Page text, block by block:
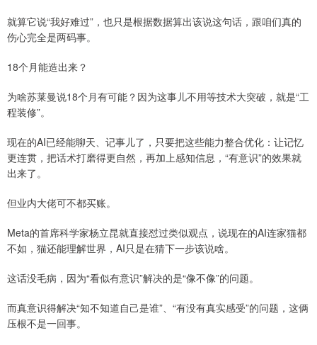
就算它说“我好难过”，也只是根据数据算出该说这句话，跟咱们真的
伤心完全是两码事。
18个月能造出来？
为啥苏莱曼说18个月有可能？因为这事儿不用等技术大突破，就是“工
程装修”。
现在的AI已经能聊天、记事儿了，只要把这些能力整合优化：让记忆
更连贯，把话术打磨得更自然，再加上感知信息，“有意识”的效果就
出来了。
但业内大佬可不都买账。
Meta的首席科学家杨立昆就直接怼过类似观点，说现在的AI连家猫都
不如，猫还能理解世界，AI只是在猜下一步该说啥。
这话没毛病，因为“看似有意识”解决的是“像不像”的问题。
而真意识得解决“知不知道自己是谁”、“有没有真实感受”的问题，这俩
压根不是一回事。